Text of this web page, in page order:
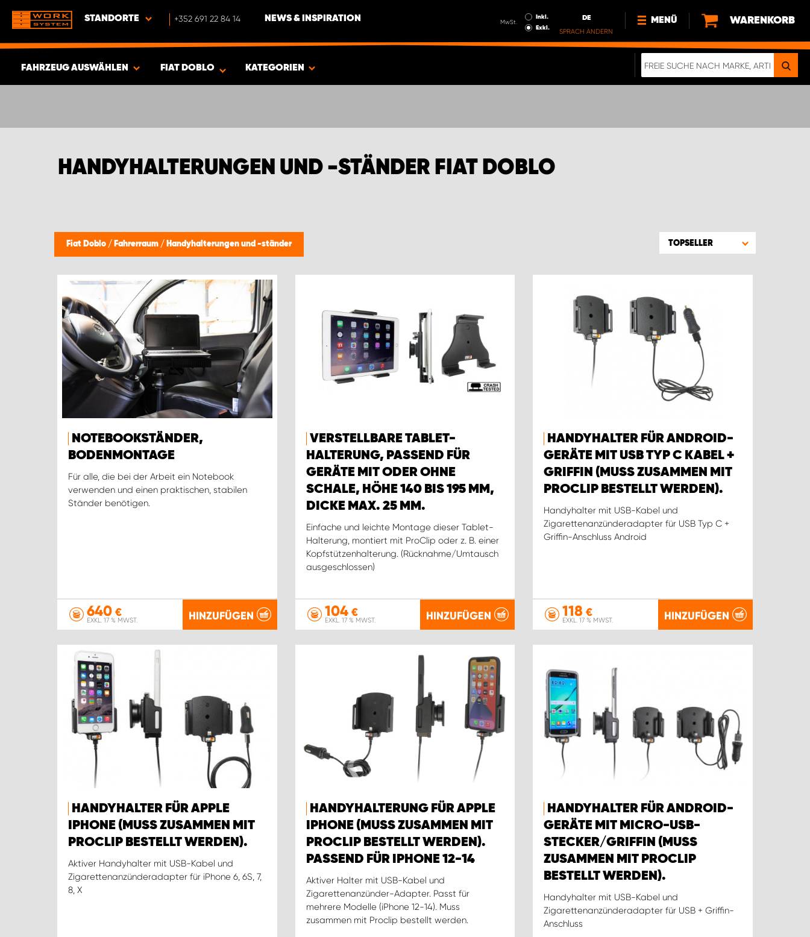
STANDORTE +352 691 22 84 14 NEWS & INSPIRATION MwSt.
Inkl.
Exkl.
DE
SPRACH ÄNDERN
MENÜ
NEWS
WARENKORB
FAHRZEUG AUSWÄHLEN
ARTIKEL
FIAT DOBLO KATEGORIEN
HANDYHALTERUNGEN UND -STÄNDER FIAT DOBLO
Fiat Doblo / Fahrerraum / Handyhalterungen und -ständer TOPSELLER
NOTEBOOKSTÄNDER,
BODENMONTAGE
Für alle, die bei der Arbeit ein Notebook
verwenden und einen praktischen, stabilen
Ständer benötigen.
640 €
EXKL. 17 % MWST. HINZUFÜGEN
VERSTELLBARE TABLET-
HALTERUNG, PASSEND FÜR
GERÄTE MIT ODER OHNE
SCHALE, HÖHE 140 BIS 195 MM,
DICKE MAX. 25 MM.
Einfache und leichte Montage dieser Tablet-
Halterung, montiert mit ProClip oder z. B. einer
Kopfstützenhalterung. (Rücknahme/Umtausch
ausgeschlossen)
104€
EXKL. 17 % MWST. HINZUFÜGEN
HANDYHALTER FÜR ANDROID-
GERÄTE MIT USB TYP C KABEL +
GRIFFIN (MUSS ZUSAMMEN MIT
PROCLIP BESTELLT WERDEN).
Handyhalter mit USB-Kabel und
Zigarettenanzünderadapter für USB Typ C +
Griffin-Anschluss Android
118 €
EXKL. 17 % MWST. HINZUFÜGEN
HANDYHALTER FÜR APPLE
IPHONE (MUSS ZUSAMMEN MIT
PROCLIP BESTELLT WERDEN).
Aktiver Handyhalter mit USB-Kabel und
Zigarettenanzünderadapter für iPhone 6, 6S, 7,
8, X
HANDYHALTERUNG FÜR APPLE
IPHONE (MUSS ZUSAMMEN MIT
PROCLIP BESTELLT WERDEN).
PASSEND FÜR IPHONE 12-14
Aktiver Halter mit USB-Kabel und
Zigarettenanzünder-Adapter. Passt für
mehrere Modelle (iPhone 12-14). Muss
zusammen mit Proclip bestellt werden.
HANDYHALTER FÜR ANDROID-
GERÄTE MIT MICRO-USB-
STECKER/GRIFFIN (MUSS
ZUSAMMEN MIT PROCLIP
BESTELLT WERDEN).
Handyhalter mit USB-Kabel und
Zigarettenanzünderadapter für USB + Griffin-
Anschluss